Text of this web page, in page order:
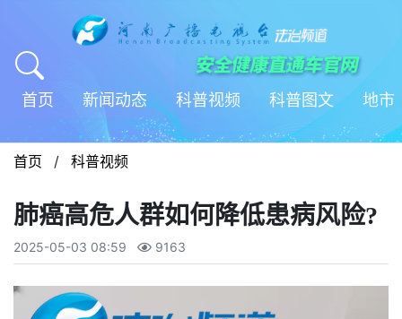
首页 新闻动态 科普视频 科普图文 地市
首页 / 科普视频
肺癌高危人群如何降低患病风险?
2025-05-03 08:59 9163